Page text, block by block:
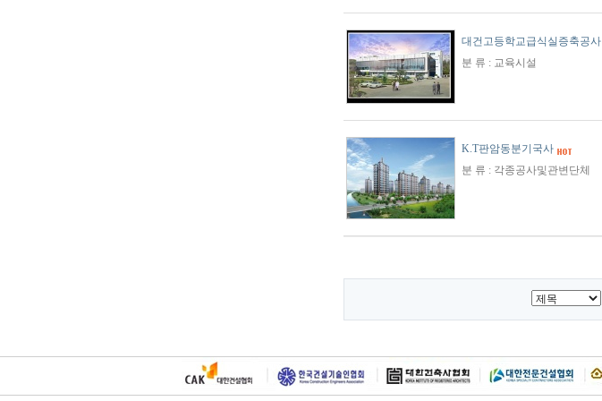
대건고등학교급식실증축공사
분 류 : 교육시설
K.T판암동분기국사
분 류 : 각종공사및관변단체